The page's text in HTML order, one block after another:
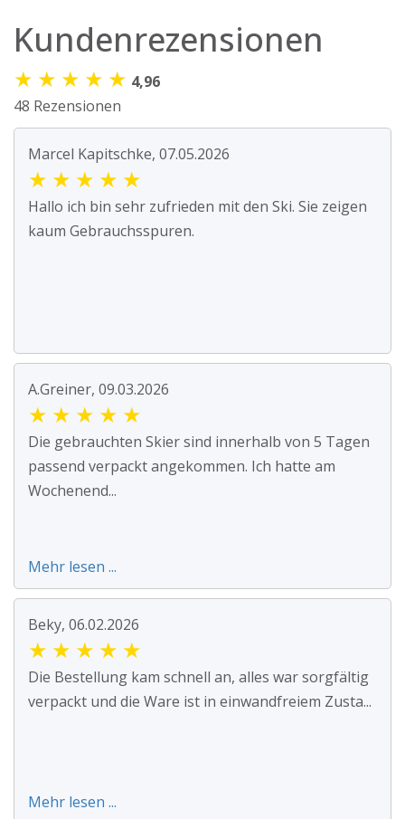
Kundenrezensionen
★ ★ ★ ★ ★ 4,96
48 Rezensionen
Marcel Kapitschke, 07.05.2026
★ ★ ★ ★ ★
Hallo ich bin sehr zufrieden mit den Ski. Sie zeigen
kaum Gebrauchsspuren.
A.Greiner, 09.03.2026
★ ★ ★ ★ ★
Die gebrauchten Skier sind innerhalb von 5 Tagen
passend verpackt angekommen. Ich hatte am
Wochenend...
Mehr lesen ...
Beky, 06.02.2026
★ ★ ★ ★ ★
Die Bestellung kam schnell an, alles war sorgfältig
verpackt und die Ware ist in einwandfreiem Zusta...
Mehr lesen ...